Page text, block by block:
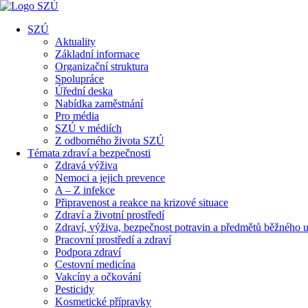
SZÚ
Aktuality
Základní informace
Organizační struktura
Spolupráce
Úřední deska
Nabídka zaměstnání
Pro média
SZÚ v médiích
Z odborného života SZÚ
Témata zdraví a bezpečnosti
Zdravá výživa
Nemoci a jejich prevence
A – Z infekce
Připravenost a reakce na krizové situace
Zdraví a životní prostředí
Zdraví, výživa, bezpečnost potravin a předmětů běžného
Pracovní prostředí a zdraví
Podpora zdraví
Cestovní medicína
Vakcíny a očkování
Pesticidy
Kosmetické přípravky